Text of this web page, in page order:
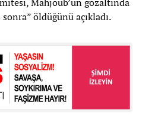
öldüğünü açıkladı.